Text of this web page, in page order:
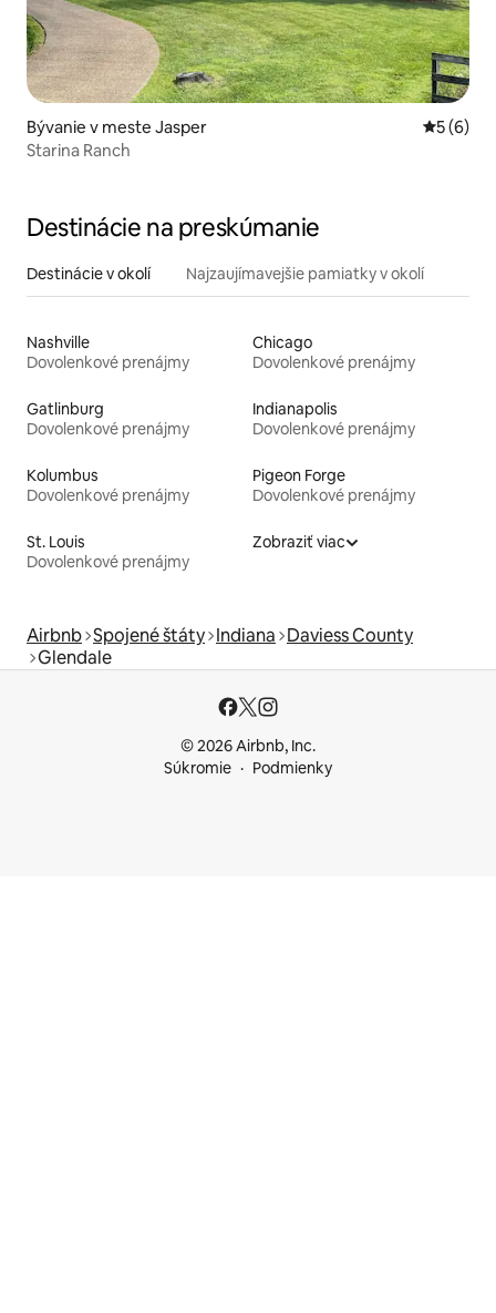
Bývanie v meste Jasper
5 (6)
Starina Ranch
Destinácie na preskúmanie
Destinácie v okolí Najzaujímavejšie pamiatky v okolí
Nashville
Dovolenkové prenájmy
Chicago
Dovolenkové prenájmy
Gatlinburg
Dovolenkové prenájmy
Indianapolis
Dovolenkové prenájmy
Kolumbus
Dovolenkové prenájmy
Pigeon Forge
Dovolenkové prenájmy
St. Louis
Dovolenkové prenájmy
Zobraziť viac
Airbnb Spojené štáty Indiana Daviess County
Glendale
© 2026 Airbnb, Inc.
Súkromie
Podmienky